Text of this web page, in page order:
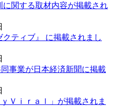
関する取材内容が掲載され
ティブ』 に掲載されまし
事業が日本経済新聞に掲載
Ｖｉｒａｌ」が掲載されま